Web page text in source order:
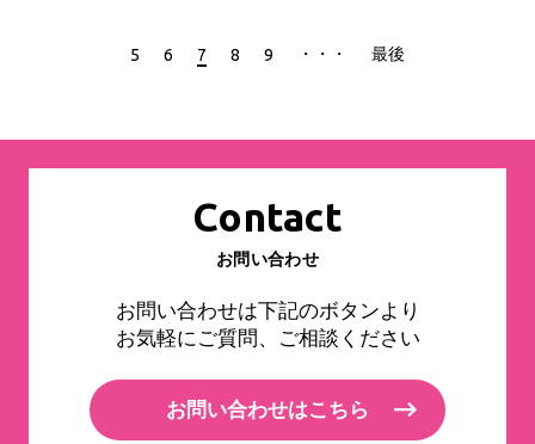
5 6 7 8 9 ・・・ 最後
Contact
お問い合わせ
お問い合わせは下記のボタンより
お気軽にご質問、ご相談ください
お問い合わせはこちら